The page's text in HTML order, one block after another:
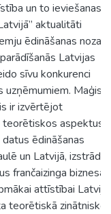
un to ieviešanas
aktualitāti
ēdināšanas
Latvijas
sīvu konkurenci
uzņēmumiem.
ir izvērtējot
teorētiskos aspektus
ēdināšanas
un Latvijā, izstrādāt
frančaizinga biznesa
attīstībai Latvijā.
teorētiskā zinātnisko